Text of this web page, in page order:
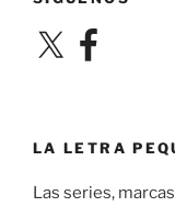
X Facebook
LA LETRA
Las series,